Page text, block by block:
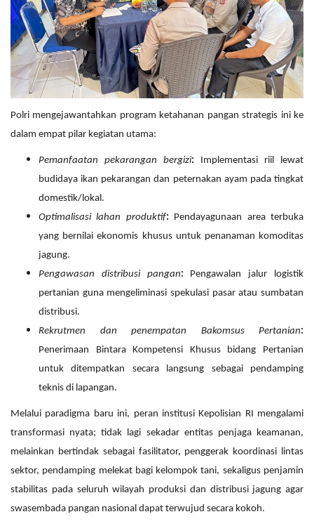
Polri mengejawantahkan program ketahanan pangan strategis ini ke
dalam empat pilar kegiatan utama:
Pemanfaatan pekarangan bergizi: Implementasi riil lewat
budidaya ikan pekarangan dan peternakan ayam pada tingkat
domestik/lokal.
Optimalisasi lahan produktif: Pendayagunaan area terbuka
yang bernilai ekonomis khusus untuk penanaman komoditas
jagung.
Pengawasan distribusi pangan: Pengawalan jalur logistik
pertanian guna mengeliminasi spekulasi pasar atau sumbatan
distribusi.
Rekrutmen dan penempatan Bakomsus Pertanian:
Penerimaan Bintara Kompetensi Khusus bidang Pertanian
untuk ditempatkan secara langsung sebagai pendamping
teknis di lapangan.
Melalui paradigma baru ini, peran institusi Kepolisian RI mengalami
transformasi nyata; tidak lagi sekadar entitas penjaga keamanan,
melainkan bertindak sebagai fasilitator, penggerak koordinasi lintas
sektor, pendamping melekat bagi kelompok tani, sekaligus penjamin
stabilitas pada seluruh wilayah produksi dan distribusi jagung agar
swasembada pangan nasional dapat terwujud secara kokoh.